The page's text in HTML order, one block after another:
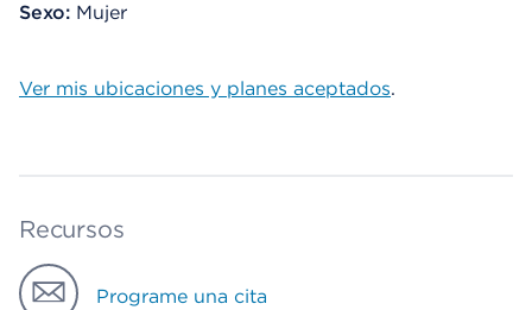
Sexo: Mujer
Ver mis ubicaciones y planes aceptados.
Recursos
Programe una cita